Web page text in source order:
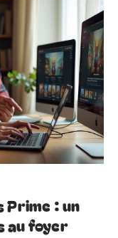
Prime : un
au foyer